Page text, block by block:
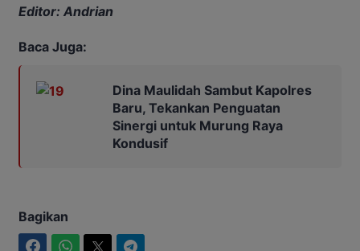
Editor: Andrian
Baca Juga:
Dina Maulidah Sambut Kapolres
Baru, Tekankan Penguatan
Sinergi untuk Murung Raya
Kondusif
Bagikan